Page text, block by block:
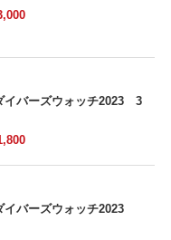
イバーズウォッチ2023 3
イバーズウォッチ2023